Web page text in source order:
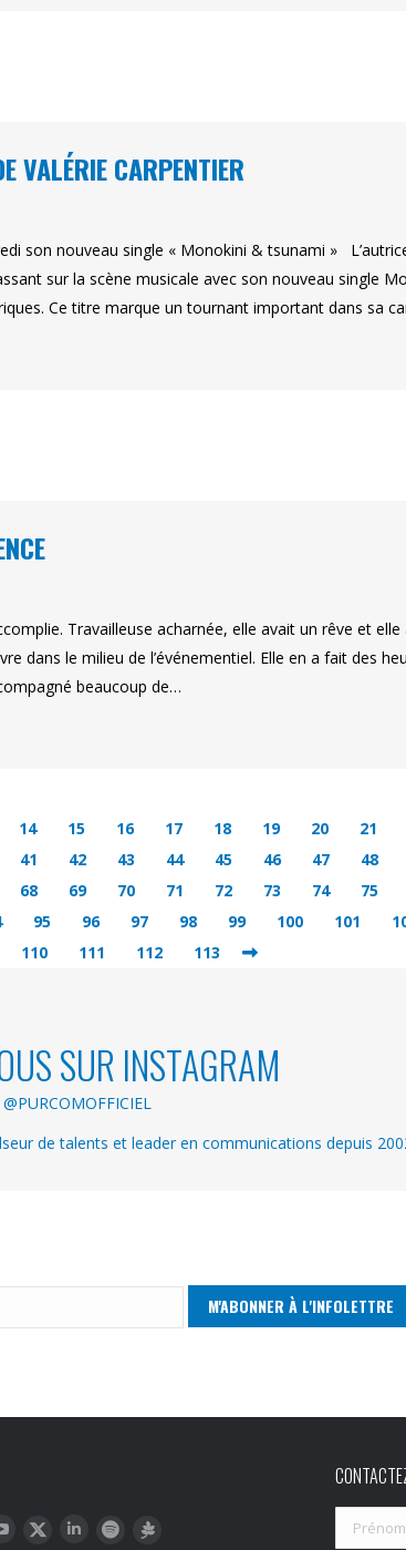
VALÉRIE CARPENTIER
son nouveau single « Monokini & tsunami »
sur la scène musicale avec son nouveau single
Ce titre marque un tournant important dans sa
Travailleuse acharnée, elle avait un rêve et
dans le milieu de l’événementiel. Elle en a fait des
beaucoup de…
14 15 16 17 18 19 20 21
41 42 43 44 45 46 47 48
68 69 70 71 72 73 74 75
95 96 97 98 99 100 101
110 111 112 113
SUR INSTAGRAM
@PURCOMOFFICIEL
de talents et leader en communications depuis
YouTubeTwitter LinkedInSpotify